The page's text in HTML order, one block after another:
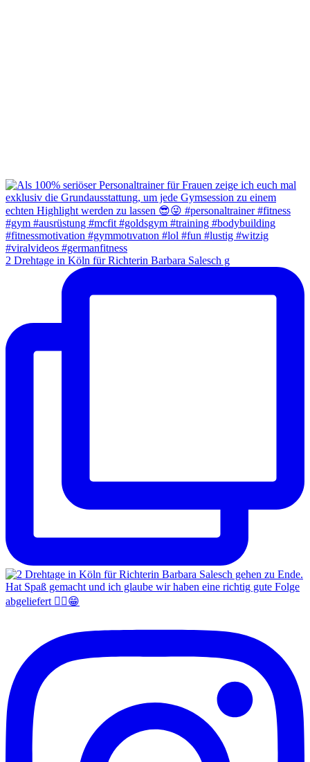
2 Drehtage in Köln für Richterin Barbara Salesch g